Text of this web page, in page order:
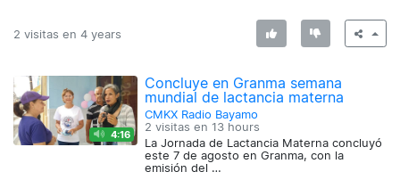
2 visitas en 4 years
4:16
Concluye en Granma semana
mundial de lactancia materna
CMKX Radio Bayamo
2 visitas en 13 hours
La Jornada de Lactancia Materna concluyó
este 7 de agosto en Granma, con la
emisión del …